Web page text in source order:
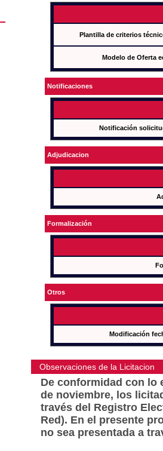
Plantilla de criterios
Modelo de Oferta
Notificaciones
Notificación
Adjudicacion
Formalización
Otros
Modificación
Observaciones de la Licitacion
De conformidad con lo
de noviembre, los
través del Registro
Red). En el presente
no sea presentada a